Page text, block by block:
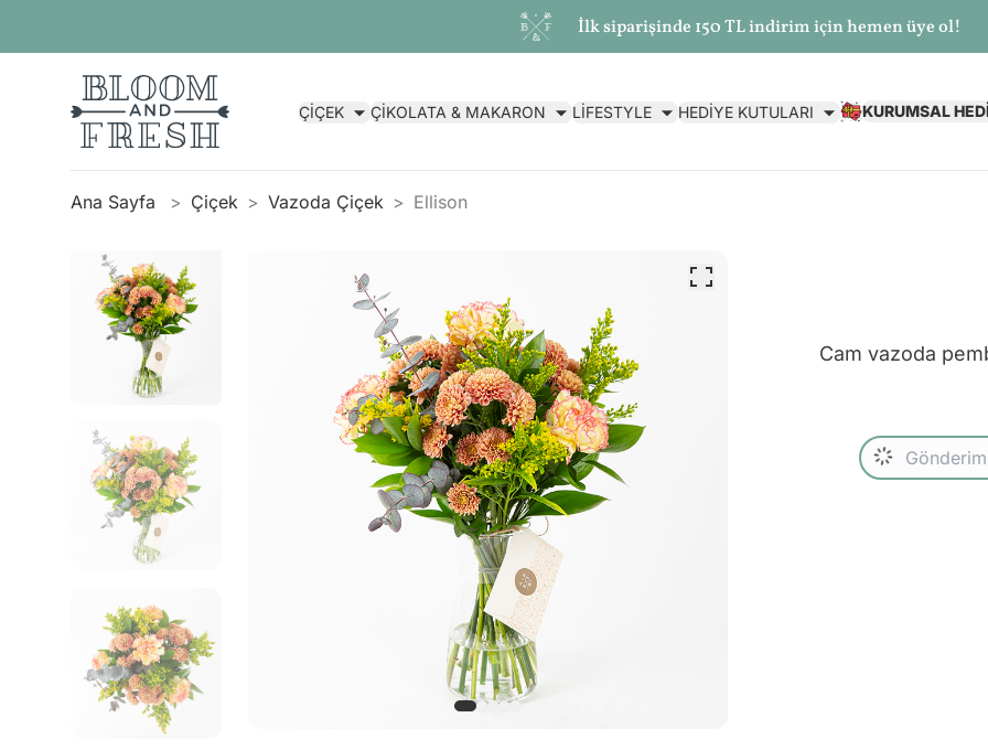
İlk siparişinde 150 TL indirim için hemen üye ol!
ÇİÇEK ÇİKOLATA & MAKARON LİFESTYLE HEDİYE KUTULARI KURUMSAL
Ana Sayfa Çiçek Vazoda Çiçek Ellison
Cam vazoda